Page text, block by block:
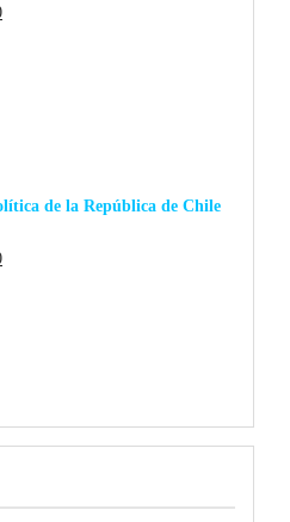
El
de la República de Chile
El